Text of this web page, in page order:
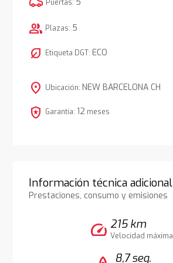
Puertas: 5
group Plazas: 5
nest_eco_leaf Etiqueta DGT: ECO
location_on Ubicación: NEW BARCELONA CH
local_police Garantía: 12 meses
Información técnica adicional
Prestaciones, consumo y emisiones
speed 215 km
Velocidad máxima
8,7 seg.